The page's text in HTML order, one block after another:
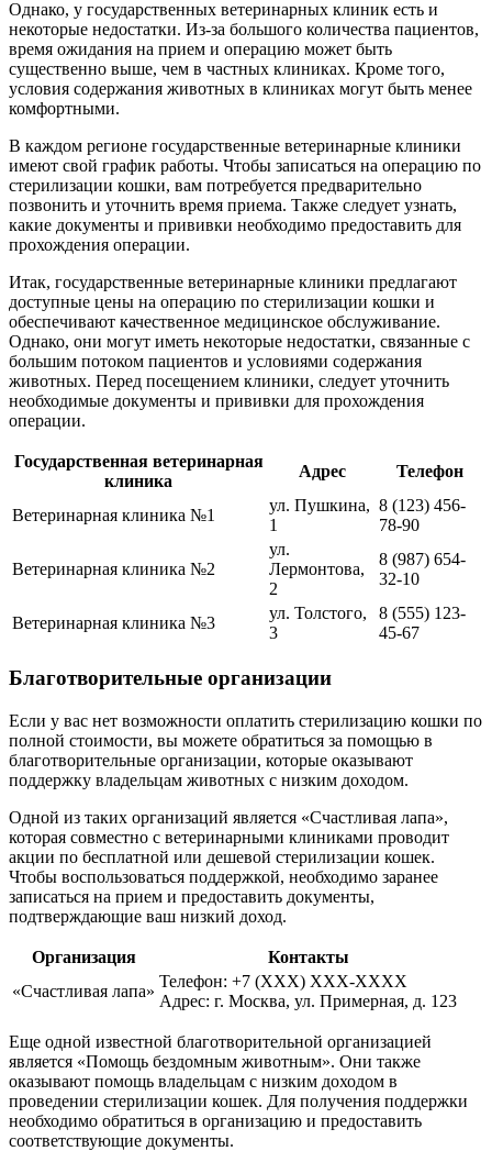
Однако, у государственных ветеринарных клиник есть и
некоторые недостатки. Из-за большого количества пациентов,
время ожидания на прием и операцию может быть
существенно выше, чем в частных клиниках. Кроме того,
условия содержания животных в клиниках могут быть менее
комфортными.
В каждом регионе государственные ветеринарные клиники
имеют свой график работы. Чтобы записаться на операцию по
стерилизации кошки, вам потребуется предварительно
позвонить и уточнить время приема. Также следует узнать,
какие документы и прививки необходимо предоставить для
прохождения операции.
Итак, государственные ветеринарные клиники предлагают
доступные цены на операцию по стерилизации кошки и
обеспечивают качественное медицинское обслуживание.
Однако, они могут иметь некоторые недостатки, связанные с
большим потоком пациентов и условиями содержания
животных. Перед посещением клиники, следует уточнить
необходимые документы и прививки для прохождения
операции.
Государственная ветеринарная
клиника
Адрес Телефон
Ветеринарная клиника №1
ул. Пушкина,
1
8 (123) 456-
78-90
Ветеринарная клиника №2
ул.
Лермонтова,
2
8 (987) 654-
32-10
Ветеринарная клиника №3
ул. Толстого,
3
8 (555) 123-
45-67
Благотворительные организации
Если у вас нет возможности оплатить стерилизацию кошки по
полной стоимости, вы можете обратиться за помощью в
благотворительные организации, которые оказывают
поддержку владельцам животных с низким доходом.
Одной из таких организаций является «Счастливая лапа»,
которая совместно с ветеринарными клиниками проводит
акции по бесплатной или дешевой стерилизации кошек.
Чтобы воспользоваться поддержкой, необходимо заранее
записаться на прием и предоставить документы,
подтверждающие ваш низкий доход.
Организация
Контакты
«Счастливая лапа»
Телефон: +7 (XXX) XXX-XXXX
Адрес: г. Москва, ул. Примерная, д. 123
Еще одной известной благотворительной организацией
является «Помощь бездомным животным». Они также
оказывают помощь владельцам с низким доходом в
проведении стерилизации кошек. Для получения поддержки
необходимо обратиться в организацию и предоставить
соответствующие документы.